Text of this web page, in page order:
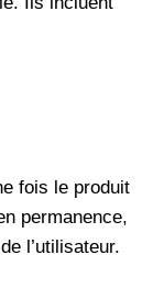
fois le produit
permanence,
l’utilisateur.